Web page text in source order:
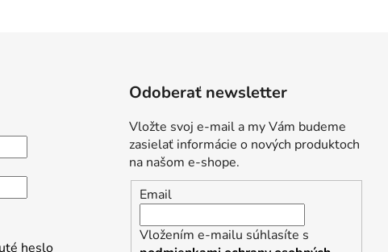
heslo
Odoberať newsletter
Vložte svoj e-mail a my Vám budeme
zasielať informácie o nových produktoch
na našom e-shope.
Email
Vložením e-mailu súhlasíte s